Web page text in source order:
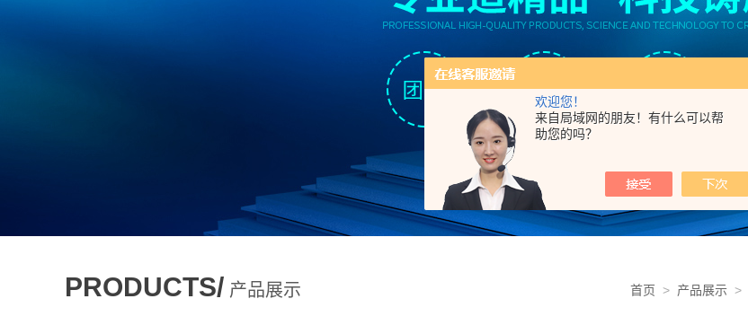
欢迎您！
来自局域网的朋友！有什么可以帮
助您的吗？
PRODUCTS/ 产品展示 首页 > 产品展示 >